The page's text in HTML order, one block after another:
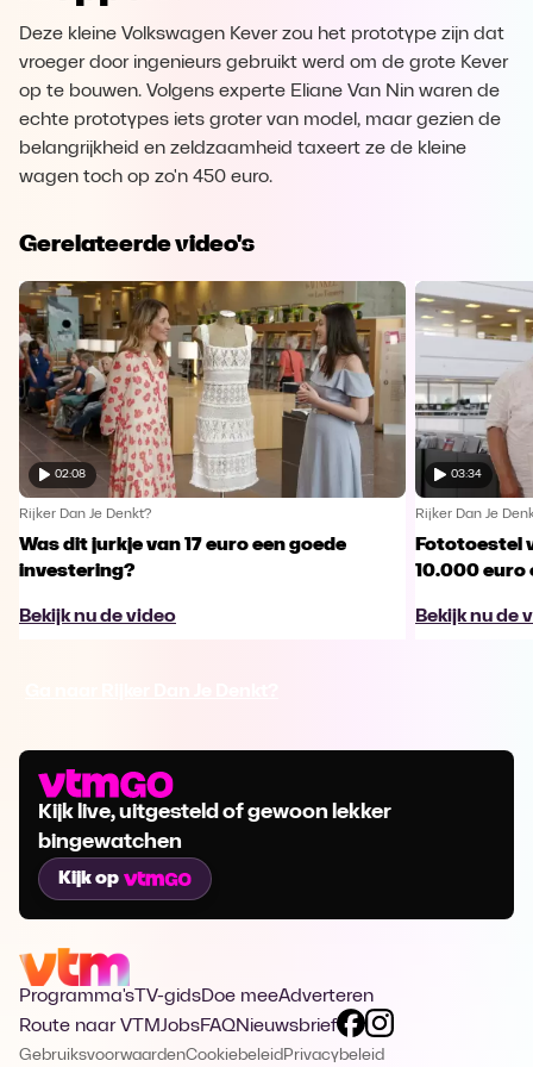
Deze kleine Volkswagen Kever zou het prototype zijn dat
vroeger door ingenieurs gebruikt werd om de grote Kever
op te bouwen. Volgens experte Eliane Van Nin waren de
echte prototypes iets groter van model, maar gezien de
belangrijkheid en zeldzaamheid taxeert ze de kleine
wagen toch op zo'n 450 euro.
Gerelateerde video's
02:08
Rijker Dan Je Denkt?
Was dit jurkje van 17 euro een goede
investering?
Bekijk nu de video
03:34
Rijker Dan Je
Fototoestel
10.000 euro
Bekijk nu de
Kijk live, uitgesteld of gewoon lekker
bingewatchen
Kijk op
Programma's TV-gidsDoe meeAdverteren
Route naar VTMJobsFAQNieuwsbrief
GebruiksvoorwaardenCookiebeleid Privacybeleid